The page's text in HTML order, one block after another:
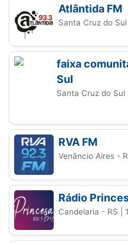
Atlântida FM
Santa Cruz do Sul
faixa
Sul
Santa Cruz do Sul
RVA FM
Venâncio Aires -
Rádio
Candelaria - RS